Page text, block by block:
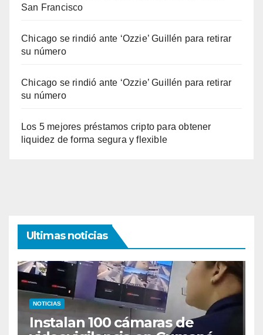
San Francisco
Chicago se rindió ante ‘Ozzie’ Guillén para retirar
su número
Chicago se rindió ante ‘Ozzie’ Guillén para retirar
su número
Los 5 mejores préstamos cripto para obtener
liquidez de forma segura y flexible
Ultimas noticias
NOTICIAS
Instalan 100 cámaras de